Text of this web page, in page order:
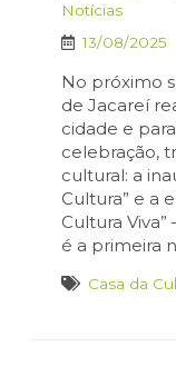
Notícias
13/08/2025
No próximo
de Jacareí
cidade e
celebração,
cultural: a
Cultura” e a
Cultura Viva”
é a primeira
Casa da